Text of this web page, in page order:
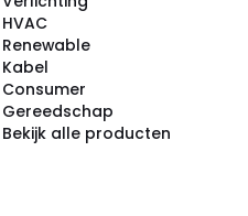
HVAC
Renewable
Kabel
Consumer
Gereedschap
Bekijk alle producten